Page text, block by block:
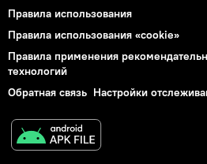
Правила использования
Правила использования «cookie»
Правила применения
технологий
Обратная связь Настройки